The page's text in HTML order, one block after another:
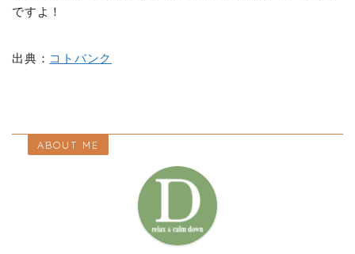
ですよ！
出典： コトバンク
ABOUT ME